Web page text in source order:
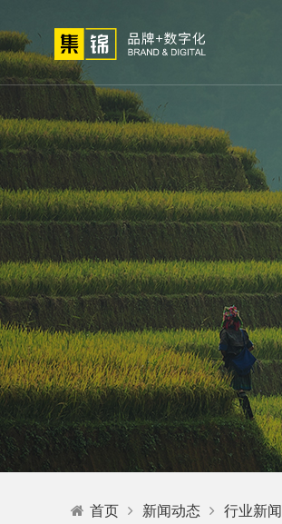
高端网站
定制
小程序开
发
01
关于我们
公司简介
荣誉资质
集锦文化
我们的客户
02
网站策划
方法论
首页 新闻动态 行业新闻